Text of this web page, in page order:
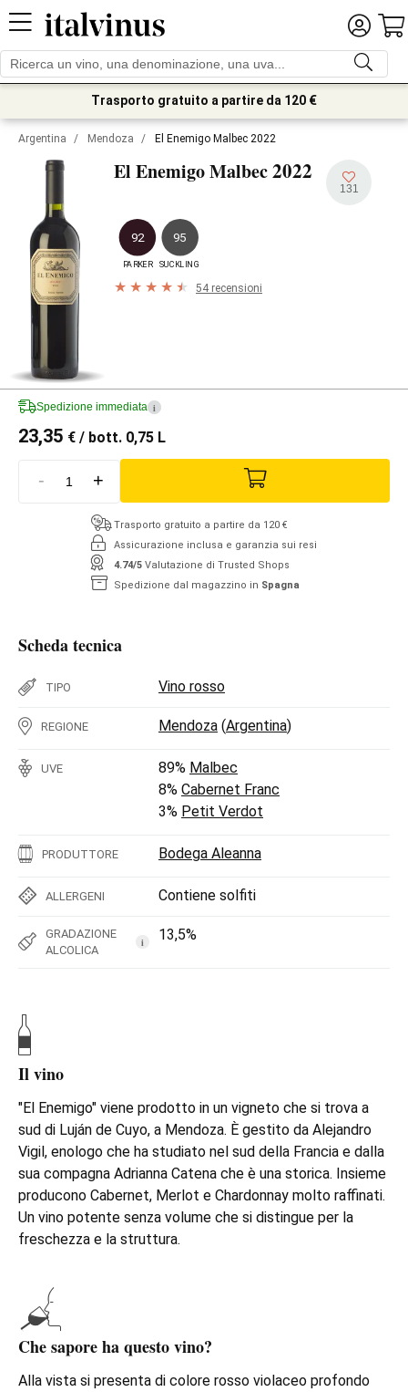
Trasporto gratuito a partire da 120 €
Argentina / Mendoza / El Enemigo Malbec 2022
El Enemigo Malbec2022
131
92
PARKER
95
SUCKLING
54 recensioni
Spedizione immediata i
23,35 € / bott. 0,75 L
- +
Trasporto gratuito a partire da 120 €
Assicurazione inclusa e garanzia sui resi
4.74/5 Valutazione di Trusted Shops
Spedizione dal magazzino in Spagna
Scheda tecnica
TIPO Vino rosso
REGIONE Mendoza (Argentina)
UVE 89% Malbec
8% Cabernet Franc
3% Petit Verdot
PRODUTTORE Bodega Aleanna
ALLERGENI Contiene solfiti
GRADAZIONE
ALCOLICA
i 13,5%
Il vino
"El Enemigo" viene prodotto in un vigneto che si trova a
sud di Luján de Cuyo, a Mendoza. È gestito da Alejandro
Vigil, enologo che ha studiato nel sud della Francia e dalla
sua compagna Adrianna Catena che è una storica. Insieme
producono Cabernet, Merlot e Chardonnay molto raffinati.
Un vino potente senza volume che si distingue per la
freschezza e la struttura.
Che sapore ha questo vino?
Alla vista si presenta di colore rosso violaceo profondo